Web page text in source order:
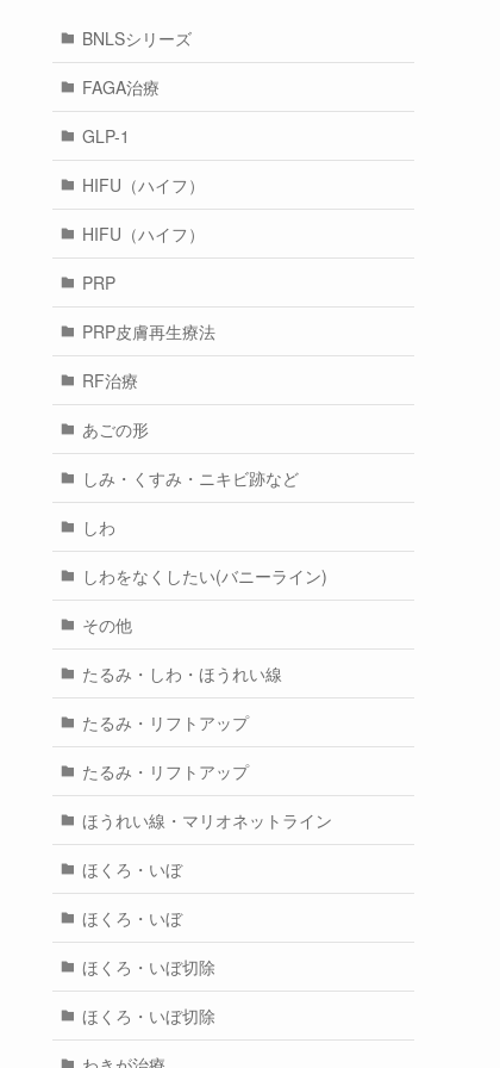
BNLSシリーズ
FAGA治療
GLP-1
HIFU（ハイフ）
HIFU（ハイフ）
PRP
PRP皮膚再生療法
RF治療
あごの形
しみ・くすみ・ニキビ跡など
しわ
しわをなくしたい(バニーライン)
その他
たるみ・しわ・ほうれい線
たるみ・リフトアップ
たるみ・リフトアップ
ほうれい線・マリオネットライン
ほくろ・いぼ
ほくろ・いぼ
ほくろ・いぼ切除
ほくろ・いぼ切除